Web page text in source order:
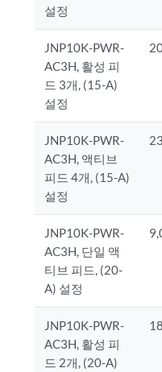
설정
JNP10K-PWR-
AC3H, 활성 피
드 3개, (15-A)
설정
JNP10K-PWR-
AC3H, 액티브
피드 4개, (15-A)
설정
JNP10K-PWR-
AC3H, 단일 액
티브 피드, (20-
A) 설정
JNP10K-PWR-
AC3H, 활성 피
드 2개, (20-A)